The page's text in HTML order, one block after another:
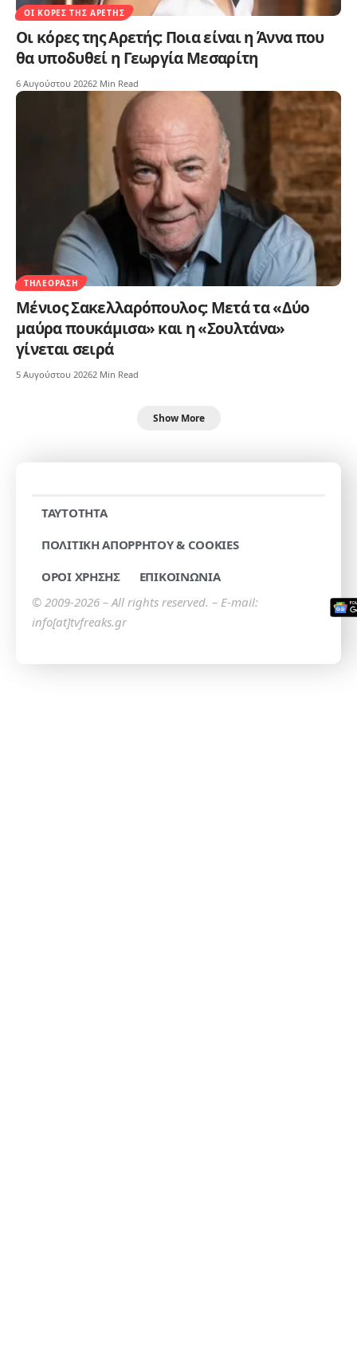
ΟΙ ΚΌΡΕΣ ΤΗΣ ΑΡΕΤΉΣ
Οι κόρες της Αρετής: Ποια είναι η Άννα που
θα υποδυθεί η Γεωργία Μεσαρίτη
6 Αυγούστου 20262 Min Read
ΤΗΛΕΌΡΑΣΗ
Μένιος Σακελλαρόπουλος: Μετά τα «Δύο
μαύρα πουκάμισα» και η «Σουλτάνα»
γίνεται σειρά
5 Αυγούστου 20262 Min Read
Show More
TAYTOTHTA
ΠΟΛΙΤΙΚΗ ΑΠΟΡΡΗΤΟΥ & COOKIES
ΟΡΟΙ ΧΡΗΣΗΣ
ΕΠΙΚΟΙΝΩΝΙΑ
© 2009-2026 – All rights reserved. – E-mail:
info[at]tvfreaks.gr